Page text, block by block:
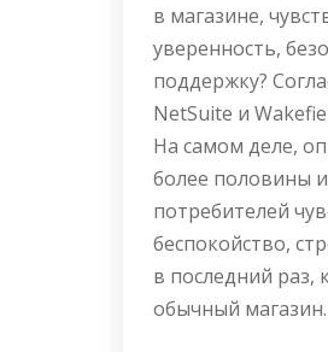
в магазине,
уверенность,
поддержку?
NetSuite и
На самом деле,
более половины
потребителей
беспокойство,
в последний раз,
обычный магазин.